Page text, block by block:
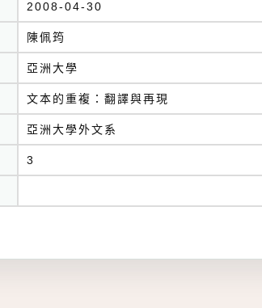
2008-04-30
陳佩筠
亞洲大學
文本的重複：翻譯與再現
亞洲大學外文系
3